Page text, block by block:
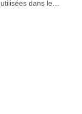
dans les
potable, les
étangs, ),